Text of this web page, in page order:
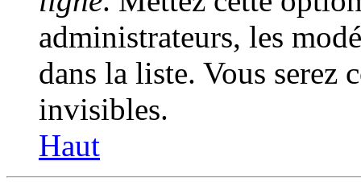
administrateurs, les
dans la liste. Vous serez
invisibles.
Haut